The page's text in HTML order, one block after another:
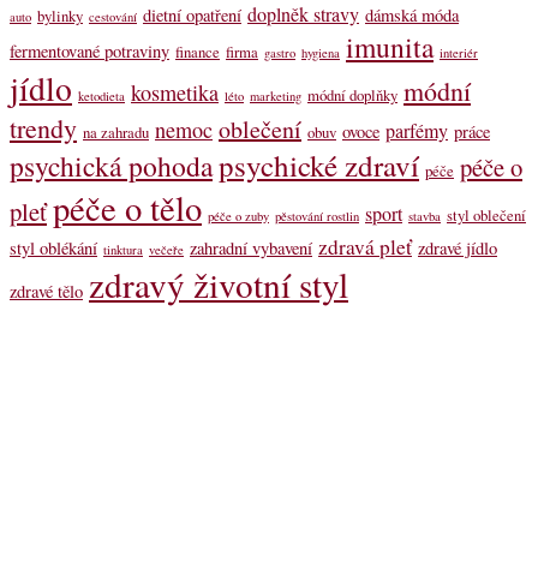
auto bylinky cestování dietní opatření doplněk stravy dámská móda
fermentované potraviny finance firma gastro hygiena imunita interiér
jídlo ketodieta kosmetika léto marketing módní doplňky módní
trendy na zahradu nemoc oblečení obuv ovoce parfémy práce
psychická pohodapsychické zdraví péče péče o
pleťpéče o tělo péče o zuby pěstování rostlin sport stavba styl oblečení
styl oblékání tinktura večeře zahradní vybavení zdravá pleť zdravé jídlo
zdravé tělo zdravý životní styl